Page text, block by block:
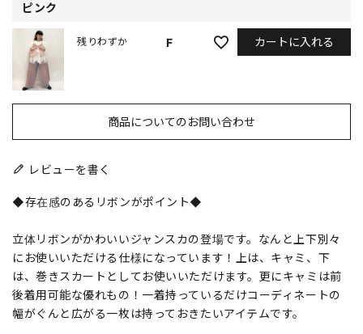
ピンク
F
残りわずか カートに入れる
商品についてのお問い合わせ
レビューを書く
◆存在感のあるリボンがポイント◆
立体リボンがかわいいジャンスカの登場です。なんと上下別々
にお使いいただける仕様になっています！上は、キャミ、下
は、巻きスカートとしてお使いいただけます。更にキャミは前
後着用可能な優れもの！一着持っているだけコーディネートの
幅がぐんと広がる一枚は持っておきたいアイテムです。